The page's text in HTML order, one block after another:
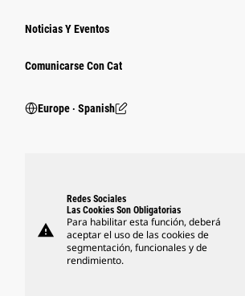
Noticias Y Eventos
Comunicarse Con Cat
Europe ‧ Spanish
warning
Redes Sociales
Las Cookies Son Obligatorias
Para habilitar esta función, deberá
aceptar el uso de las cookies de
segmentación, funcionales y de
rendimiento.